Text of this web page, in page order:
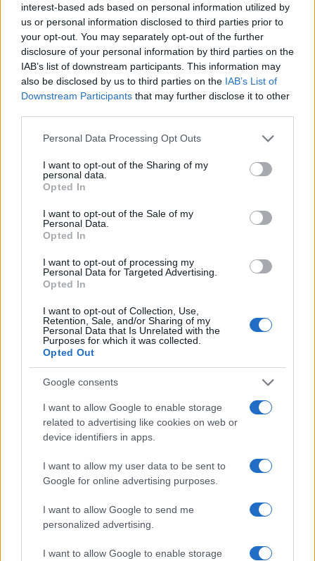
interest-based ads based on personal information utilized by
us or personal information disclosed to third parties prior to
your opt-out. You may separately opt-out of the further
disclosure of your personal information by third parties on the
IAB’s list of downstream participants. This information may
also be disclosed by us to third parties on the IAB’s List of
Downstream Participants that may further disclose it to other
Please note that this website/app uses one or more Google
not limited to your visit or usage behaviour. You may click to
grant or deny consent to Google and its third-party tags to
use your data for below specified purposes in below Google
consent section.
Personal Data Processing Opt Outs
I want to opt-out of the Sharing of my
personal data.
Opted In
I want to opt-out of the Sale of my
Personal Data.
Opted In
I want to opt-out of processing my
Personal Data for Targeted Advertising.
Opted In
I want to opt-out of Collection, Use,
Retention, Sale, and/or Sharing of my
Personal Data that Is Unrelated with the
Purposes for which it was collected.
Opted Out
Google consents
I want to allow Google to enable storage
related to advertising like cookies on web or
device identifiers in apps.
I want to allow my user data to be sent to
Google for online advertising purposes.
I want to allow Google to send me
personalized advertising.
I want to allow Google to enable storage
Continua a leggere
ABBIGLIAMENTO
Guida al dress code estivo: capi traspiranti e colori
strategici
ABBIGLIAMENTO